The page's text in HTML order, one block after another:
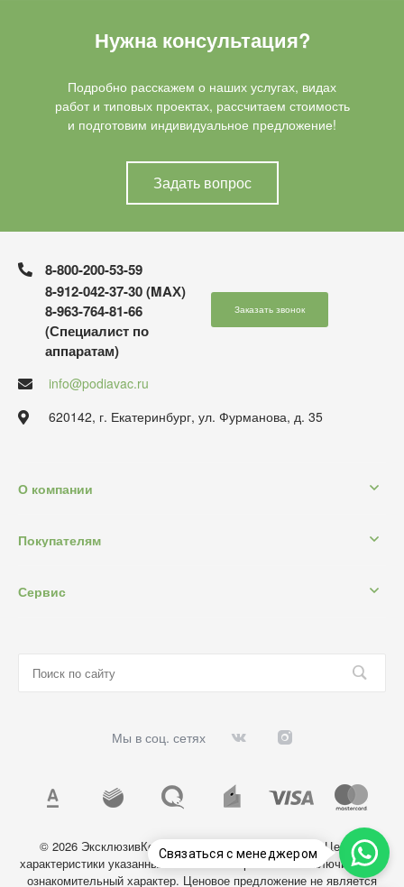
Нужна консультация?
Подробно расскажем о наших услугах, видах
работ и типовых проектах, рассчитаем стоимость
и подготовим индивидуальное предложение!
Задать вопрос
8-800-200-53-59
8-912-042-37-30 (MAХ)
8-963-764-81-66
(Специалист по
аппаратам)
Заказать звонок
info@podiavac.ru
620142, г. Екатеринбург, ул. Фурманова, д. 35
О компании
Покупателям
Сервис
Мы в соц. сетях
© 2026 ЭксклюзивКосметик, Все права защищены. Цены и
характеристики указанных на сайте товаров носят исключительно
ознакомительный характер. Ценовое предложение не является
Связаться с менеджером